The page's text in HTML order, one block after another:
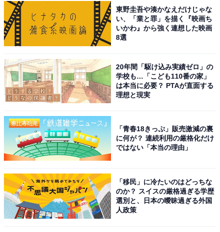
アクセス・料金情報は？ 泊まれる？
アクセス
アクセス：JR川崎駅から市営バス（川04系統）または臨
港バスに乗車、「四谷上町」バス停下車、徒歩5分。※
駐車場はないため、車での来店は控えるよう案内されて
東野圭吾や湊かなえだけじゃな
い、「業と罪」を描く『映画ち
いかわ』から強く連想した映画
8選
20年間「駆け込み実績ゼロ」の
学校も…「こども110番の家」
は本当に必要？ PTAが直面する
理想と現実
「青春18きっぷ」販売激減の裏
に何が？ 連続利用の厳格化だけ
ではない「本当の理由」
「移民」に冷たいのはどっちな
のか？ スイスの厳格過ぎる学歴
選別と、日本の曖昧過ぎる外国
人政策